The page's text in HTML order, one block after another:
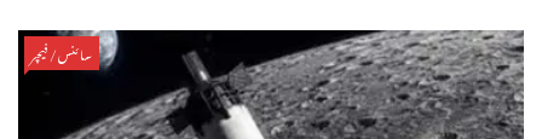
سائنس/فیچر